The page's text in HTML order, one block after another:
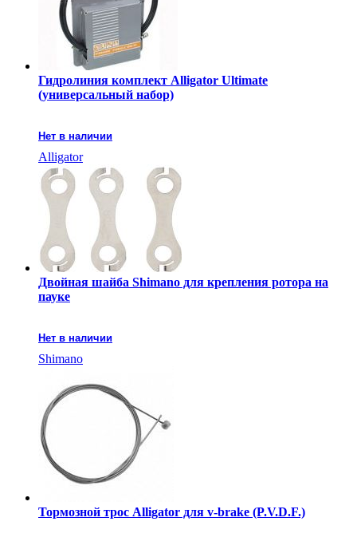
Гидролиния комплект Alligator Ultimate
(универсальный набор)
Нет в наличии
Alligator
Двойная шайба Shimano для крепления ротора на
пауке
Нет в наличии
Shimano
Тормозной трос Alligator для v-brake (P.V.D.F.)